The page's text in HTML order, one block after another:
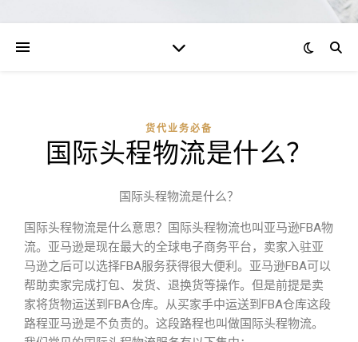
货代业务必备
国际头程物流是什么？
国际头程物流是什么？
国际头程物流是什么意思？国际头程物流也叫亚马逊FBA物
流。亚马逊是现在最大的全球电子商务平台，卖家入驻亚
马逊之后可以选择FBA服务获得很大便利。亚马逊FBA可以
帮助卖家完成打包、发货、退换货等操作。但是前提是卖
家将货物运送到FBA仓库。从买家手中运送到FBA仓库这段
路程亚马逊是不负责的。这段路程也叫做国际头程物流。